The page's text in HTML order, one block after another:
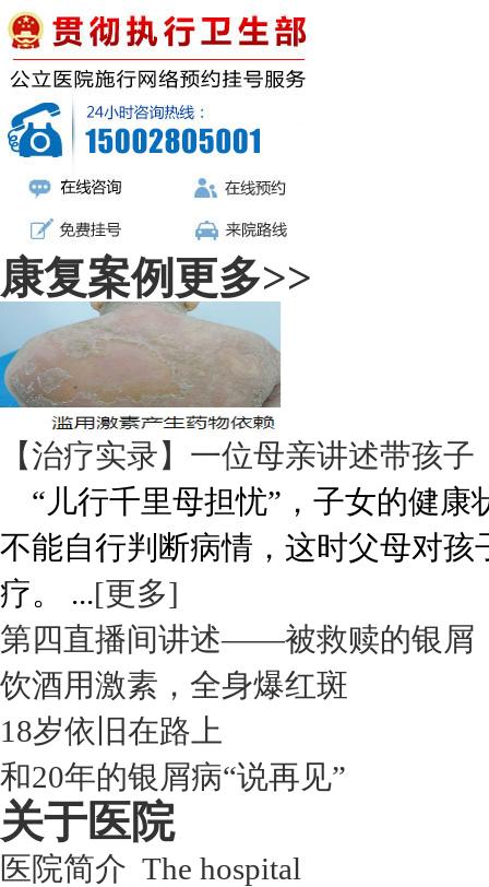
康复案例更多>>
【治疗实录】一位母亲讲述带孩子
“儿行千里母担忧”，子女的健康
不能自行判断病情，这时父母对
疗。 ...[更多]
第四直播间讲述——被救赎的银屑
饮酒用激素，全身爆红斑
18岁依旧在路上
和20年的银屑病“说再见”
关于医院
医院简介 The hospital